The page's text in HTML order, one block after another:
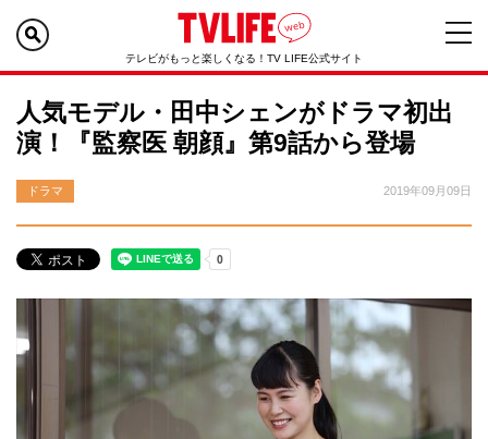
テレビがもっと楽しくなる！TV LIFE公式サイト
人気モデル・田中シェンがドラマ初出
演！『監察医 朝顔』第9話から登場
ドラマ 2019年09月09日